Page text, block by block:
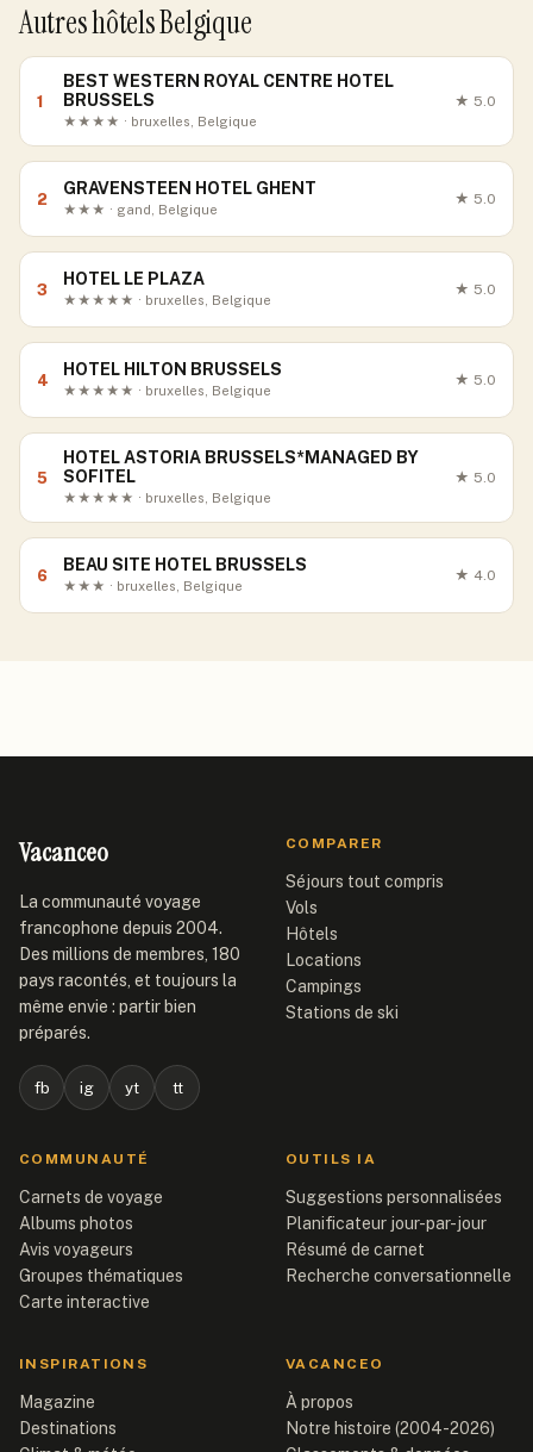
Autres hôtels Belgique
1
BEST WESTERN ROYAL CENTRE HOTEL
BRUSSELS
★★★★ · bruxelles, Belgique
★ 5.0
2
GRAVENSTEEN HOTEL GHENT
★★★ · gand, Belgique
★ 5.0
3
HOTEL LE PLAZA
★★★★★ · bruxelles, Belgique
★ 5.0
4
HOTEL HILTON BRUSSELS
★★★★★ · bruxelles, Belgique
★ 5.0
5
HOTEL ASTORIA BRUSSELS*MANAGED BY
SOFITEL
★★★★★ · bruxelles, Belgique
★ 5.0
6
BEAU SITE HOTEL BRUSSELS
★★★ · bruxelles, Belgique
★ 4.0
Vacanceo
La communauté voyage
francophone depuis 2004.
Des millions de membres, 180
pays racontés, et toujours la
même envie : partir bien
préparés.
fb ig yt tt
COMPARER
Séjours tout compris
Vols
Hôtels
Locations
Campings
Stations de ski
COMMUNAUTÉ
Carnets de voyage
Albums photos
Avis voyageurs
Groupes thématiques
Carte interactive
OUTILS IA
Suggestions personnalisées
Planificateur jour-par-jour
Résumé de carnet
Recherche conversationnelle
INSPIRATIONS
Magazine
Destinations
VACANCEO
À propos
Notre histoire (2004-2026)